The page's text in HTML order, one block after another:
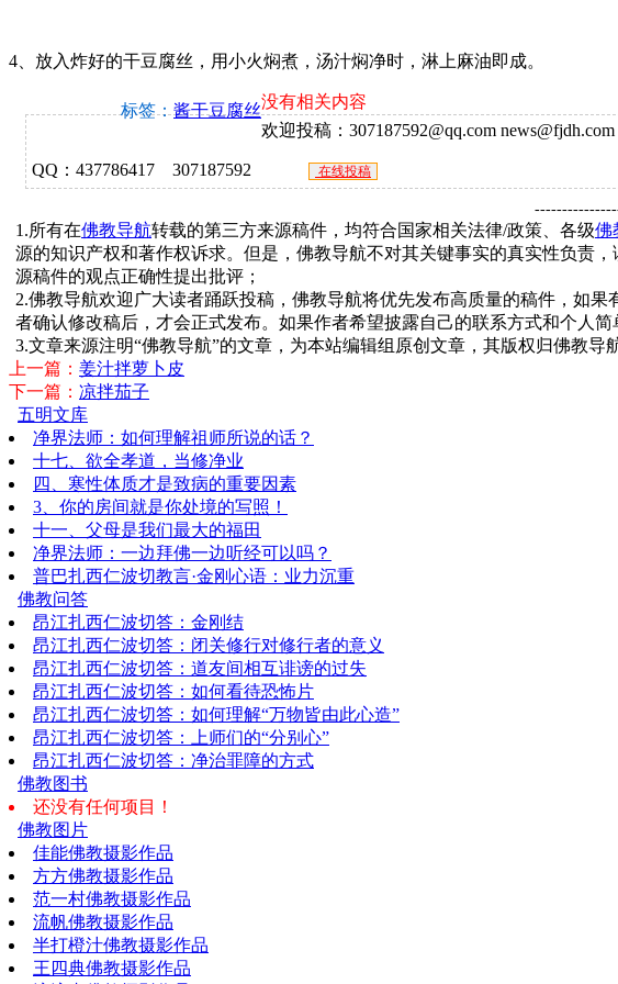
4、放入炸好的干豆腐丝，用小火焖煮，汤汁焖净时，淋上麻油即成。
标签：酱干豆腐丝没有相关内容
欢迎投稿：307187592@qq.com news@fjdh.com
QQ：437786417 307187592 在线投稿
1.所有在佛教导航转载的第三方来源稿件，均符合国家相关法律/政策、各级佛
源的知识产权和著作权诉求。但是，佛教导航不对其关键事实的真实性负责
源稿件的观点正确性提出批评；
2.佛教导航欢迎广大读者踊跃投稿，佛教导航将优先发布高质量的稿件，如
者确认修改稿后，才会正式发布。如果作者希望披露自己的联系方式和个人
3.文章来源注明“佛教导航”的文章，为本站编辑组原创文章，其版权归佛教
上一篇： 姜汁拌萝卜皮
下一篇： 凉拌茄子
五明文库
净界法师：如何理解祖师所说的话？
十七、欲全孝道，当修净业
四、寒性体质才是致病的重要因素
3、你的房间就是你处境的写照！
十一、父母是我们最大的福田
净界法师：一边拜佛一边听经可以吗？
普巴扎西仁波切教言·金刚心语：业力沉重
佛教问答
昂江扎西仁波切答：金刚结
昂江扎西仁波切答：闭关修行对修行者的意义
昂江扎西仁波切答：道友间相互诽谤的过失
昂江扎西仁波切答：如何看待恐怖片
昂江扎西仁波切答：如何理解“万物皆由此心造”
昂江扎西仁波切答：上师们的“分别心”
昂江扎西仁波切答：净治罪障的方式
佛教图书
还没有任何项目！
佛教图片
佳能佛教摄影作品
方方佛教摄影作品
范一村佛教摄影作品
流帆佛教摄影作品
半打橙汁佛教摄影作品
王四典佛教摄影作品